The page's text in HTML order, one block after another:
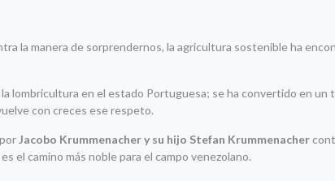
la manera de sorprendernos, la agricultura sostenible ha
lombricultura en el estado Portuguesa; se ha convertido en un
con creces ese respeto.
Jacobo Krummenacher y su hijo Stefan Krummenacher
el camino más noble para el campo venezolano.